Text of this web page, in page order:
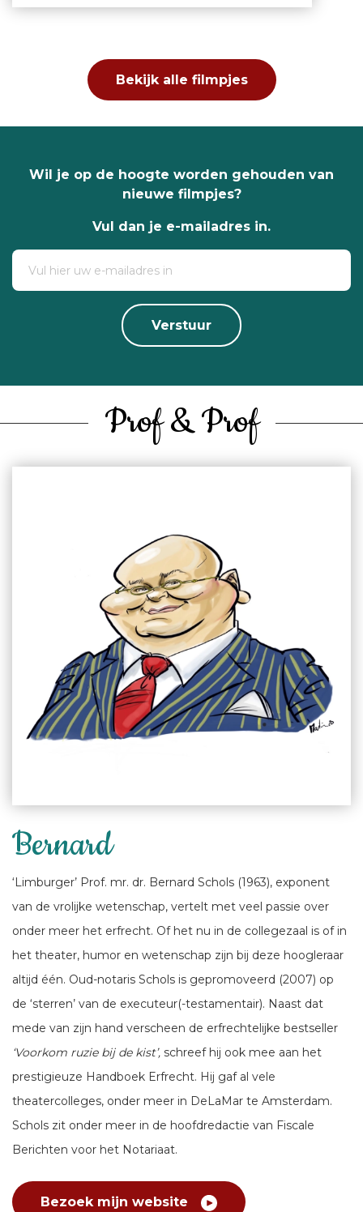
Bekijk alle filmpjes
Wil je op de hoogte worden gehouden van
nieuwe filmpjes?
Vul dan je e-mailadres in.
Verstuur
Prof & Prof
Bernard
‘Limburger’ Prof. mr. dr. Bernard Schols (1963), exponent
van de vrolijke wetenschap, vertelt met veel passie over
onder meer het erfrecht. Of het nu in de collegezaal is of in
het theater, humor en wetenschap zijn bij deze hoogleraar
altijd één. Oud-notaris Schols is gepromoveerd (2007) op
de ‘sterren’ van de executeur(-testamentair). Naast dat
mede van zijn hand verscheen de erfrechtelijke bestseller
‘Voorkom ruzie bij de kist’, schreef hij ook mee aan het
prestigieuze Handboek Erfrecht. Hij gaf al vele
theatercolleges, onder meer in DeLaMar te Amsterdam.
Schols zit onder meer in de hoofdredactie van Fiscale
Berichten voor het Notariaat.
Bezoek mijn website